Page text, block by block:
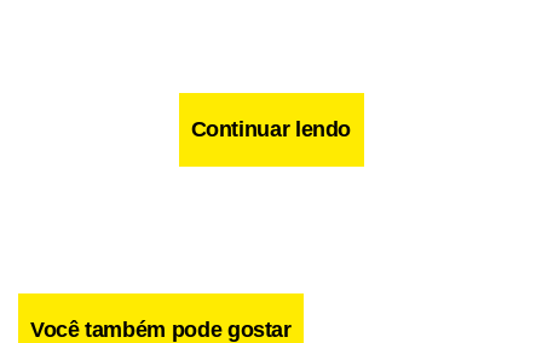
Continuar lendo
Você também pode gostar